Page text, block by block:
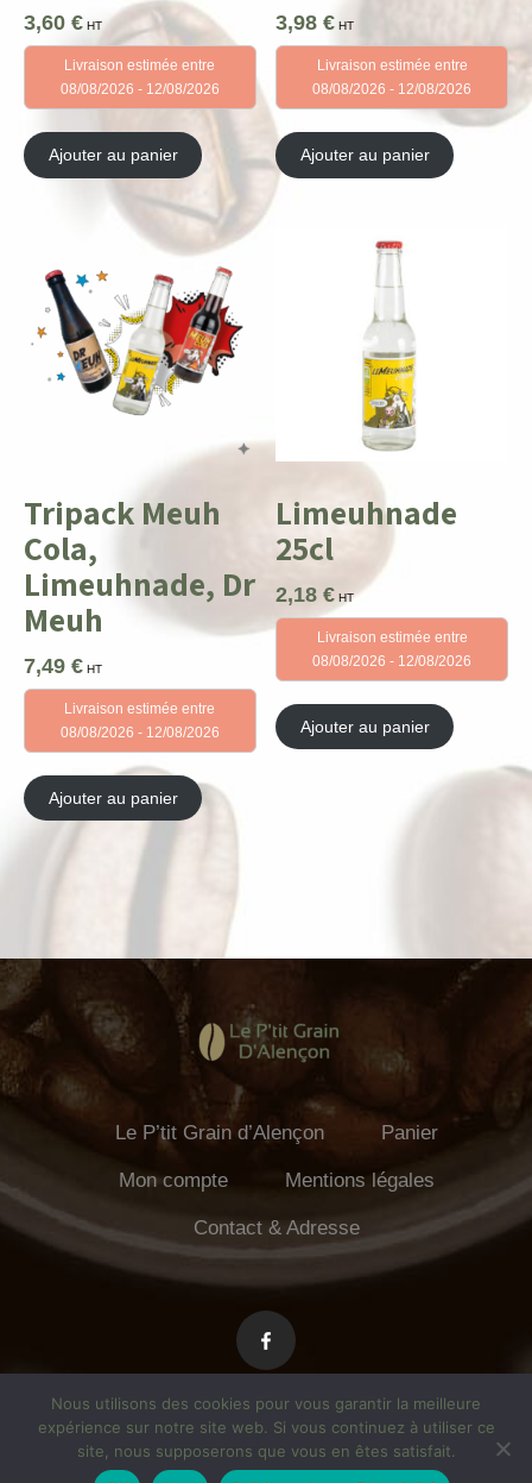
3,60 € HT
Livraison estimée entre
08/08/2026 - 12/08/2026
Ajouter au panier
3,98€ HT
Livraison estimée entre
08/08/2026 - 12/08/2026
Ajouter au panier
Tripack Meuh
Cola,
Limeuhnade, Dr
Meuh
7,49 € HT
Livraison estimée entre
08/08/2026 - 12/08/2026
Ajouter au panier
Limeuhnade
25cl
2,18€ HT
Livraison estimée entre
08/08/2026 - 12/08/2026
Ajouter au panier
Le P’tit Grain d’Alençon Panier
Mon compte Mentions légales
Contact & Adresse
Le P'tit Grain d'Alençon – alencontorrefaction.fr Theme By
Nous utilisons des cookies pour vous garantir la meilleure
expérience sur notre site web. Si vous continuez à utiliser ce
site, nous supposerons que vous en êtes satisfait.